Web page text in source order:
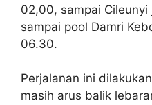
02,00, sampai
sampai pool Damri
06.30.
Perjalanan ini
masih arus balik